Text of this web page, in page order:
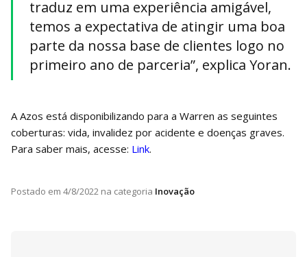
traduz em uma experiência amigável,
temos a expectativa de atingir uma boa
parte da nossa base de clientes logo no
primeiro ano de parceria”, explica Yoran.
A Azos está disponibilizando para a Warren as seguintes
coberturas: vida, invalidez por acidente e doenças graves.
Para saber mais, acesse: Link.
Postado em 4/8/2022 na categoria Inovação